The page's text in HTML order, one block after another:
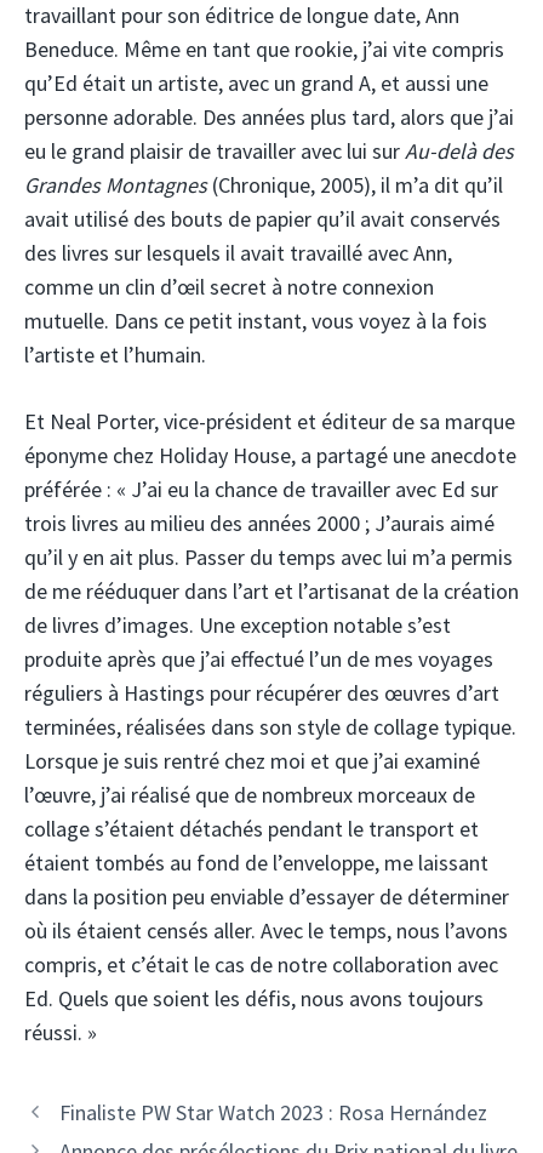
travaillant pour son éditrice de longue date, Ann
Beneduce. Même en tant que rookie, j’ai vite compris
qu’Ed était un artiste, avec un grand A, et aussi une
personne adorable. Des années plus tard, alors que j’ai
eu le grand plaisir de travailler avec lui surAu-delà des
Grandes Montagnes(Chronique, 2005), il m’a dit qu’il
avait utilisé des bouts de papier qu’il avait conservés
des livres sur lesquels il avait travaillé avec Ann,
comme un clin d’œil secret à notre connexion
mutuelle. Dans ce petit instant, vous voyez à la fois
l’artiste et l’humain.
Et Neal Porter, vice-président et éditeur de sa marque
éponyme chez Holiday House, a partagé une anecdote
préférée : « J’ai eu la chance de travailler avec Ed sur
trois livres au milieu des années 2000 ; J’aurais aimé
qu’il y en ait plus. Passer du temps avec lui m’a permis
de me rééduquer dans l’art et l’artisanat de la création
de livres d’images. Une exception notable s’est
produite après que j’ai effectué l’un de mes voyages
réguliers à Hastings pour récupérer des œuvres d’art
terminées, réalisées dans son style de collage typique.
Lorsque je suis rentré chez moi et que j’ai examiné
l’œuvre, j’ai réalisé que de nombreux morceaux de
collage s’étaient détachés pendant le transport et
étaient tombés au fond de l’enveloppe, me laissant
dans la position peu enviable d’essayer de déterminer
où ils étaient censés aller. Avec le temps, nous l’avons
compris, et c’était le cas de notre collaboration avec
Ed. Quels que soient les défis, nous avons toujours
réussi. »
Finaliste PW Star Watch 2023 : Rosa Hernández